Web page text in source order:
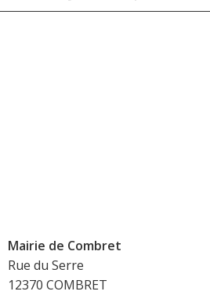
Mairie de Combret
Rue du Serre
12370 COMBRET